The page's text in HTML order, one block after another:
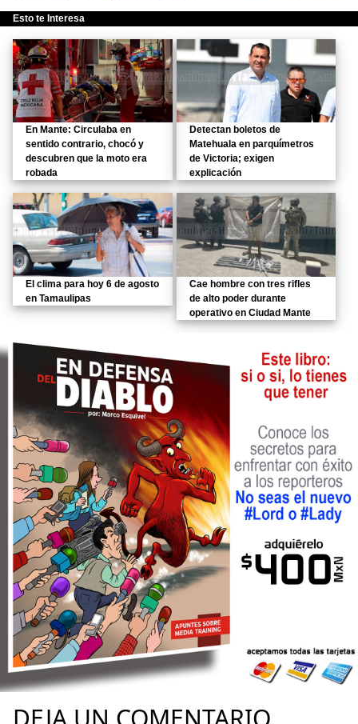
Esto te Interesa
En Mante: Circulaba en
sentido contrario, chocó y
descubren que la moto era
robada
Detectan boletos de
Matehuala en parquímetros
de Victoria; exigen
explicación
El clima para hoy 6 de agosto
en Tamaulipas
Cae hombre con tres rifles
de alto poder durante
operativo en Ciudad Mante